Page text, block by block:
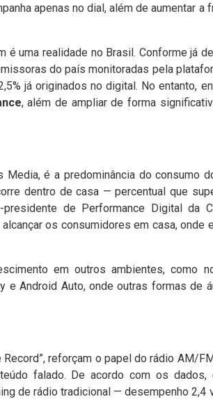
apenas no dial, além de aumentar a
uma realidade no Brasil. Conforme já
do país monitoradas pela
já originados no digital. No entanto,
, além de ampliar de forma
é a predominância do consumo
dentro de casa — percentual que
presidente de Performance Digital da
os consumidores em casa,
em outros ambientes, como
Android Auto, onde outras formas de
reforçam o papel do rádio AM/
falado. De acordo com os
de rádio tradicional — desempenho 2,4